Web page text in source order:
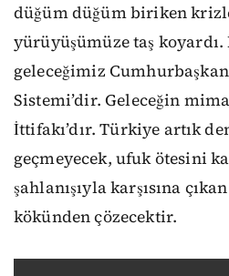
düğüm düğüm biriken
yürüyüşümüze taş
geleceğimiz
Sistemi’dir. Geleceğin
İttifakı’dır. Türkiye artık
geçmeyecek, ufuk ötesini
şahlanışıyla karşısına
kökünden çözecektir.